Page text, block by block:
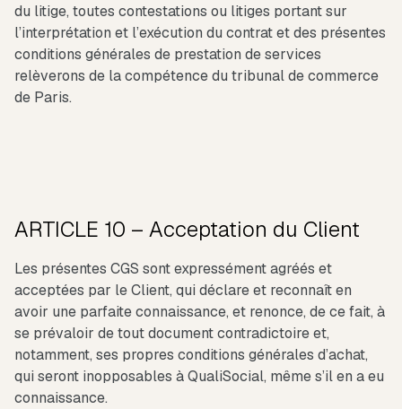
du litige, toutes contestations ou litiges portant sur
l’interprétation et l’exécution du contrat et des présentes
conditions générales de prestation de services
relèverons de la compétence du tribunal de commerce
de Paris.
ARTICLE 10 – Acceptation du Client
Les présentes CGS sont expressément agréés et
acceptées par le Client, qui déclare et reconnaît en
avoir une parfaite connaissance, et renonce, de ce fait, à
se prévaloir de tout document contradictoire et,
notamment, ses propres conditions générales d’achat,
qui seront inopposables à QualiSocial, même s’il en a eu
connaissance.